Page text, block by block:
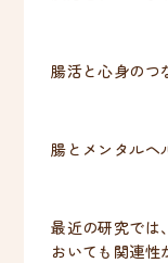
腸活と心身のつ
腸とメンタルヘ
最近の研究では
おいても関連性